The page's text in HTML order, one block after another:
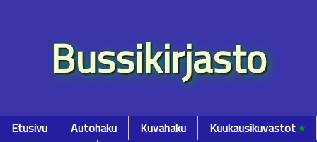
Bussikirjasto
Etusivu Autohaku Kuvahaku Kuukausikuvastot٭